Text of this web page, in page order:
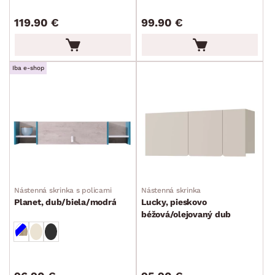
Úložné kontajnery
FARBA
DEKOR
ROZMERY
119.90 € 99.90 €
Iba e-shop
Nástenná skrinka s policami
Planet, dub/biela/modrá
Nástenná skrinka
Lucky, pieskovo
béžová/olejovaný dub